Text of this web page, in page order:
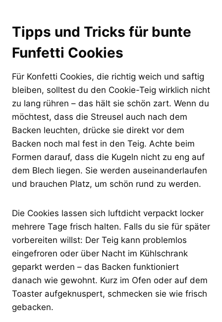
Tipps und Tricks für bunte
Funfetti Cookies
Für Konfetti Cookies, die richtig weich und saftig
bleiben, solltest du den Cookie-Teig wirklich nicht
zu lang rühren – das hält sie schön zart. Wenn du
möchtest, dass die Streusel auch nach dem
Backen leuchten, drücke sie direkt vor dem
Backen noch mal fest in den Teig. Achte beim
Formen darauf, dass die Kugeln nicht zu eng auf
dem Blech liegen. Sie werden auseinanderlaufen
und brauchen Platz, um schön rund zu werden.
Die Cookies lassen sich luftdicht verpackt locker
mehrere Tage frisch halten. Falls du sie für später
vorbereiten willst: Der Teig kann problemlos
eingefroren oder über Nacht im Kühlschrank
geparkt werden – das Backen funktioniert
danach wie gewohnt. Kurz im Ofen oder auf dem
Toaster aufgeknuspert, schmecken sie wie frisch
gebacken.